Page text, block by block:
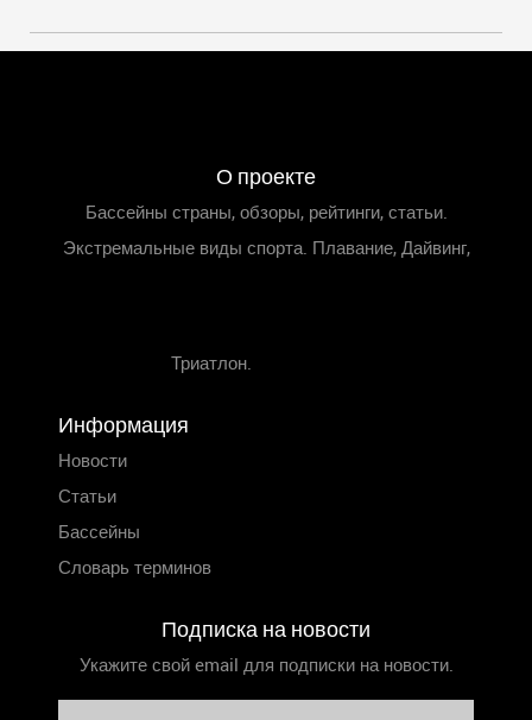
О проекте
Бассейны страны, обзоры, рейтинги, статьи.
Экстремальные виды спорта. Плавание, Дайвинг,
Триатлон.
Информация
Новости
Статьи
Бассейны
Словарь терминов
Подписка на новости
Укажите свой email для подписки на новости.